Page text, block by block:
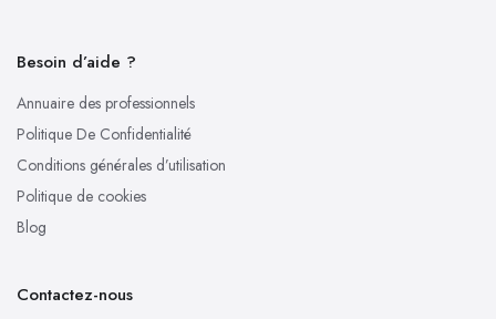
Besoin d’aide ?
Annuaire des professionnels
Politique De Confidentialité
Conditions générales d’utilisation
Politique de cookies
Blog
Contactez-nous